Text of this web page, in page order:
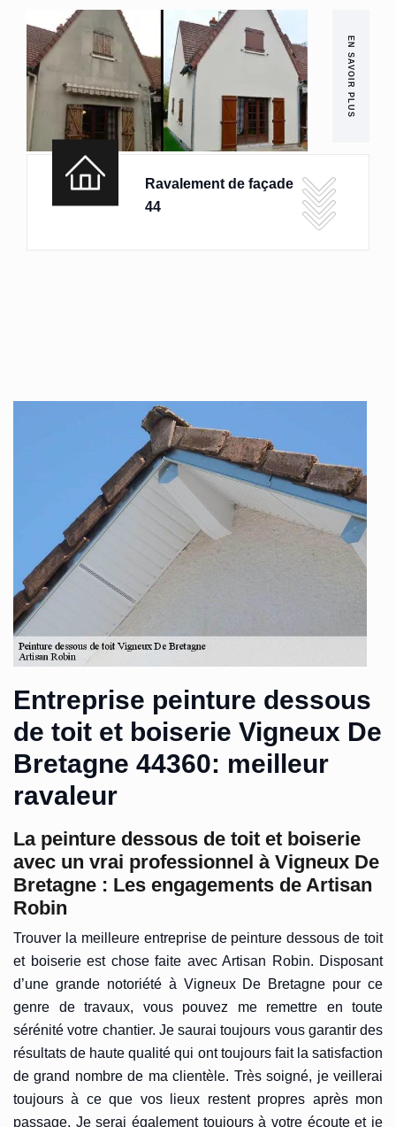
EN SAVOIR PLUS
Ravalement de façade
44
Entreprise peinture dessous
de toit et boiserie Vigneux De
Bretagne 44360: meilleur
ravaleur
La peinture dessous de toit et boiserie
avec un vrai professionnel à Vigneux De
Bretagne : Les engagements de Artisan
Robin
Trouver la meilleure entreprise de peinture dessous de toit
et boiserie est chose faite avec Artisan Robin. Disposant
d’une grande notoriété à Vigneux De Bretagne pour ce
genre de travaux, vous pouvez me remettre en toute
sérénité votre chantier. Je saurai toujours vous garantir des
résultats de haute qualité qui ont toujours fait la satisfaction
de grand nombre de ma clientèle. Très soigné, je veillerai
toujours à ce que vos lieux restent propres après mon
passage. Je serai également toujours à votre écoute et je